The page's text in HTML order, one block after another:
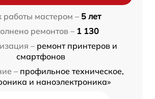
работы мастером – 5 лет
ремонтов – 1 130
– ремонт принтеров и
смартфонов
– профильное техническое,
и наноэлектроника»